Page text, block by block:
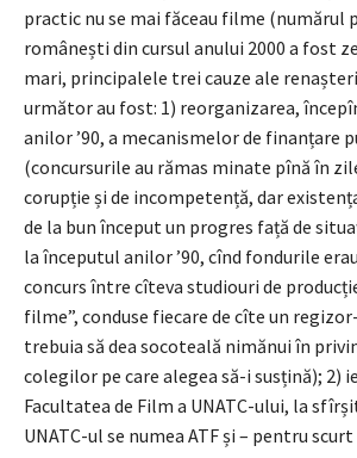
practic nu se mai făceau filme (numărul
românești din cursul anului 2000 a fost
mari, principalele trei cauze ale
următor au fost: 1) reorganizarea,
anilor ’90, a mecanismelor de finanțare
(concursurile au rămas minate pînă în
corupție și de incompetență, dar
de la bun început un progres față de
la începutul anilor ’90, cînd fondurile
concurs între cîteva studiouri de
filme”, conduse fiecare de cîte un
trebuia să dea socoteală nimănui în
colegilor pe care alegea să-i susțină); 2)
Facultatea de Film a UNATC-ului, la
UNATC-ul se numea ATF și – pentru